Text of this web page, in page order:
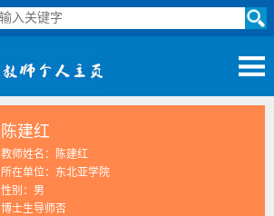
陈建红
教师姓名：陈建红
所在单位：东北亚学院
性别：男
博士生导师否